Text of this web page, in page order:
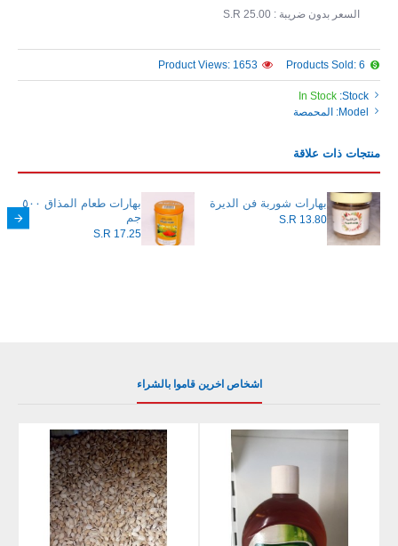
Stock:
In Stock
Model: المحمصة
Products Sold: 6
Product Views: 1653
السعر بدون ضريبة : S.R 25.00
منتجات ذات علاقة
بهارات شوربة فن الديرة
S.R 13.80
بهارات طعام المذاق ٥٠٠
جم
S.R 17.25
اشخاص اخرين قاموا بالشراء